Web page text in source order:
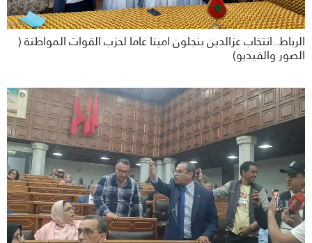
الرباط..انتخاب عزالدين بنجلون امينا عاما لحزب القوات المواطنة (
الصور والفيديو)